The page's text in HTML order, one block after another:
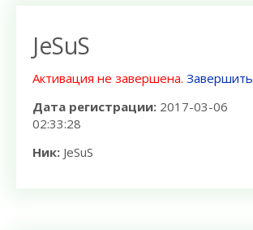
JeSuS
Активация не завершена. Завершить
Дата регистрации: 2017-03-06
02:33:28
Ник: JeSuS